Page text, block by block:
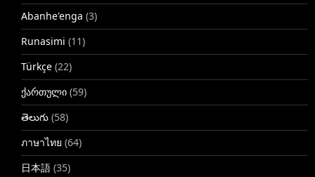
Abanhe'enga (3)
Runasimi (11)
Türkçe (22)
ქართული (59)
తెలుగు (58)
ภาษาไทย (64)
日本語 (35)